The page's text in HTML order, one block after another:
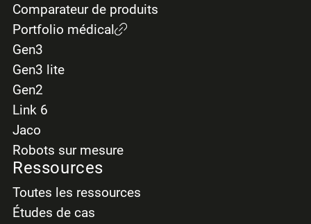
Comparateur de produits
Portfolio médical
Gen3
Gen3 lite
Gen2
Link 6
Jaco
Robots sur mesure
Ressources
Toutes les ressources
Études de cas